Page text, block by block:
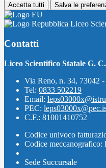
Accetta tutti Salva le
Liceo
Contatti
Liceo Scientifico Statale G.
Via Reno, n. 34, 73042
Tel: 0833 502219
Email:
PEC:
C.F.: 81001410752
Codice univoco
Codice meccanografico:
Sede Succursale